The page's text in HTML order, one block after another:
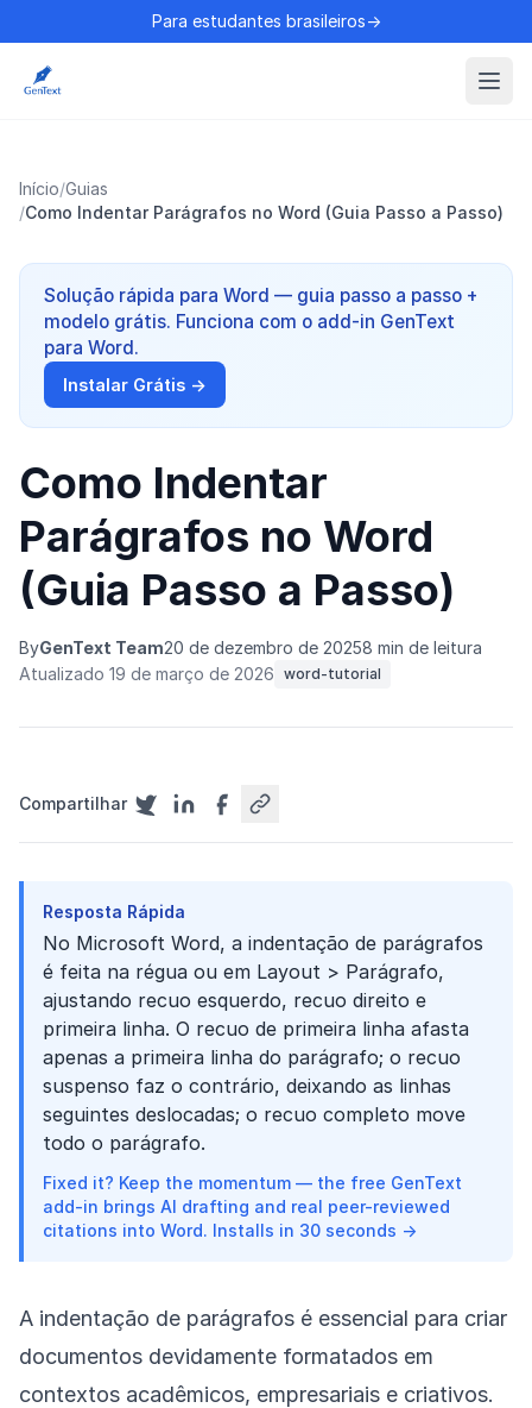
Para estudantes brasileiros→
Início/Guias
/Como Indentar Parágrafos no Word (Guia Passo a Passo)
Solução rápida para Word — guia passo a passo +
modelo grátis. Funciona com o add-in GenText
para Word.
Instalar Grátis →
Como Indentar
Parágrafos no Word
(Guia Passo a Passo)
ByGenText Team20 de dezembro de 20258 min de leitura
Atualizado 19 de março de 2026 word-tutorial
Compartilhar
Resposta Rápida
No Microsoft Word, a indentação de parágrafos
é feita na régua ou em Layout > Parágrafo,
ajustando recuo esquerdo, recuo direito e
primeira linha. O recuo de primeira linha afasta
apenas a primeira linha do parágrafo; o recuo
suspenso faz o contrário, deixando as linhas
seguintes deslocadas; o recuo completo move
todo o parágrafo.
Fixed it? Keep the momentum — the free GenText
add-in brings AI drafting and real peer-reviewed
citations into Word. Installs in 30 seconds →
A indentação de parágrafos é essencial para criar
documentos devidamente formatados em
contextos acadêmicos, empresariais e criativos.